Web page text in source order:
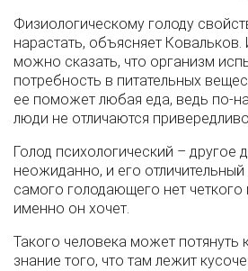
Физиологическому голоду
нарастать, объясняет Ковальков.
можно сказать, что организм
потребность в питательных
ее поможет любая еда, ведь по-
люди не отличаются
Голод психологический – другое
неожиданно, и его отличительный
самого голодающего нет четкого
именно он хочет.
Такого человека может потянуть
знание того, что там лежит